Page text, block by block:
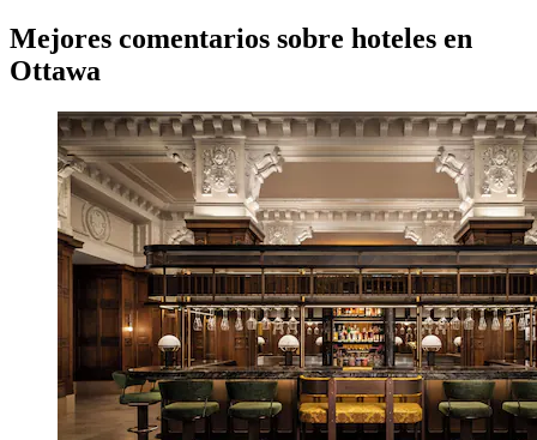
Mejores comentarios sobre hoteles en
Ottawa